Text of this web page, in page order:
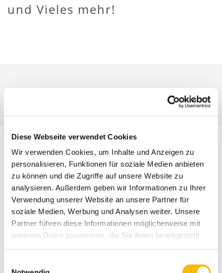
Diese Webseite verwendet Cookies
Wir verwenden Cookies, um Inhalte und Anzeigen zu
personalisieren, Funktionen für soziale Medien anbieten
zu können und die Zugriffe auf unsere Website zu
analysieren. Außerdem geben wir Informationen zu Ihrer
Verwendung unserer Website an unsere Partner für
soziale Medien, Werbung und Analysen weiter. Unsere
Partner führen diese Informationen möglicherweise mit
weiteren Daten zusammen, die Sie ihnen bereitgestellt
Cookies, wenn Sie unsere Webseite weiterhin nutzen.
und Vieles mehr!
Zielgruppe
Der Bewohnertreff ist ein Angebot der
quartiersbezogenen Bewohnerarbeit, der die
BewohnerInnen des Stadtteils Harthof / Am Hart dazu
befähigen möchte, sich aktiv für eine Verbesserung ihres
Wohnumfeldes, ihrer Lebensbedingungen sowie ihrer